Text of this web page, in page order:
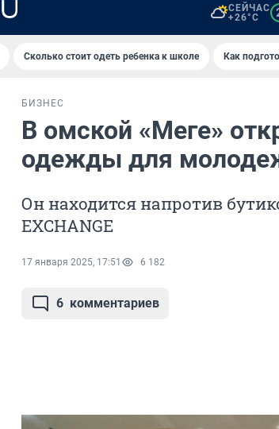
СЕЙЧАС
+26°C
Сколько стоит одеть ребенка к школе Как
БИЗНЕС
В омской «Меге»
одежды для
Он находится напротив
EXCHANGE
17 января 2025, 17:51 6 182
6 комментариев